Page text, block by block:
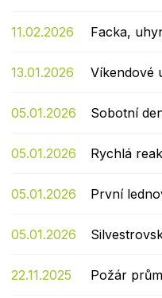
11.02.2026 Facka,
13.01.2026 Víkendové
05.01.2026 Sobotní
05.01.2026 Rychlá
05.01.2026 První
05.01.2026
22.11.2025 Požár